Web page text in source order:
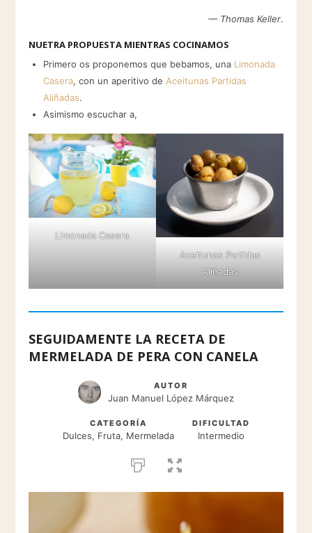
— Thomas Keller.
NUETRA PROPUESTA MIENTRAS COCINAMOS
Primero os proponemos que bebamos, una Limonada
Casera, con un aperitivo de Aceitunas Partidas
Aliñadas.
Asimismo escuchar a,
Limonada Casera
Aceitunas Partidas
Aliñadas
SEGUIDAMENTE LA RECETA DE
MERMELADA DE PERA CON CANELA
AUTOR
Juan Manuel López Márquez
CATEGORÍA
Dulces, Fruta, Mermelada
DIFICULTAD
Intermedio